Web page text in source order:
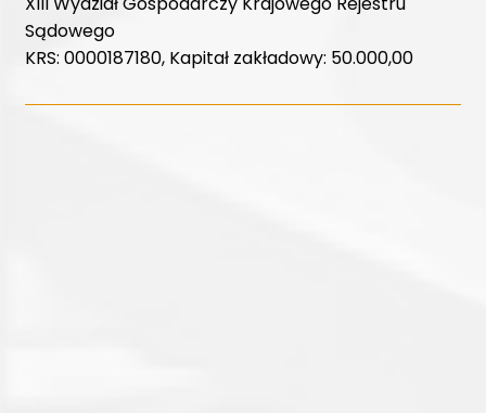
Sądowego
KRS: 0000187180, Kapitał zakładowy: 50.000,00